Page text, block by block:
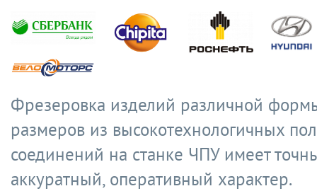
Фрезеровка изделий различной
размеров из высокотехнологичных
соединений на станке ЧПУ имеет
аккуратный, оперативный характер.